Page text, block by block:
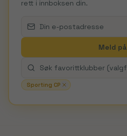
rett i innboksen din.
Meld på
Sporting CP